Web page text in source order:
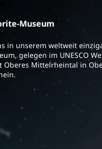
Museum
in unserem weltweit
gelegen im UNESCO
Oberes Mittelrheintal in